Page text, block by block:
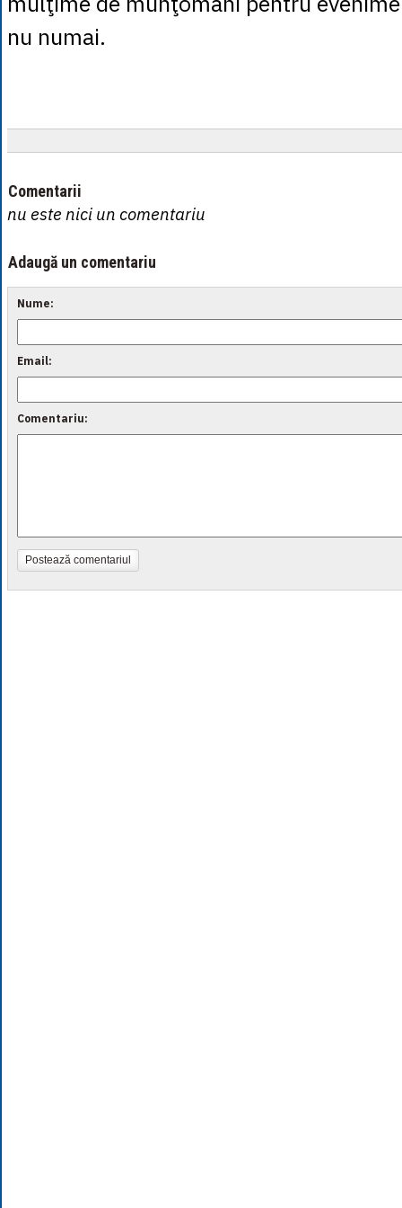
nu numai.
Comentarii
nu este nici un comentariu
Adaugă un comentariu
Nume:
Email:
Comentariu:
Postează comentariul